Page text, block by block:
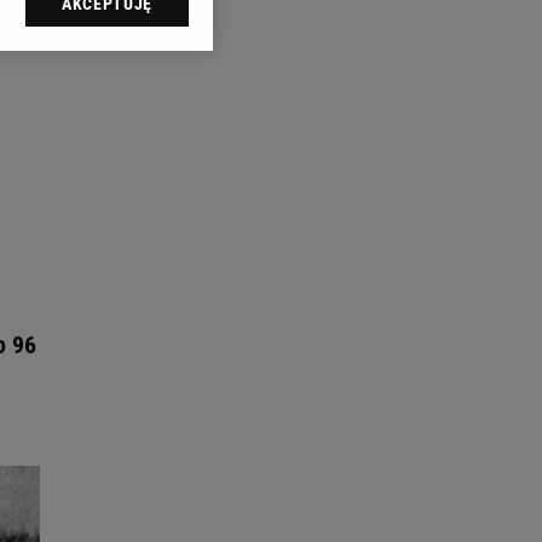
96
sp. z o.o., jej
swoje preferencje
celów identyfikacji.
reklam i treści,